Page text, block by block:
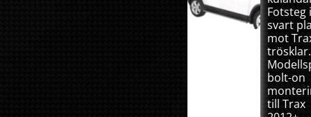
Fotsteg
svart
mot
trösklar.
bolt-on
till Trax